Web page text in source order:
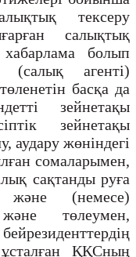
тексеру
салықтық
болып
агенті)
басқа да
зейнетақы
зейнетақы
аудару жөніндегі
сомаларымен,
сақтанды руға
және (немесе)
төлеумен,
ұсталған ҚҚСның